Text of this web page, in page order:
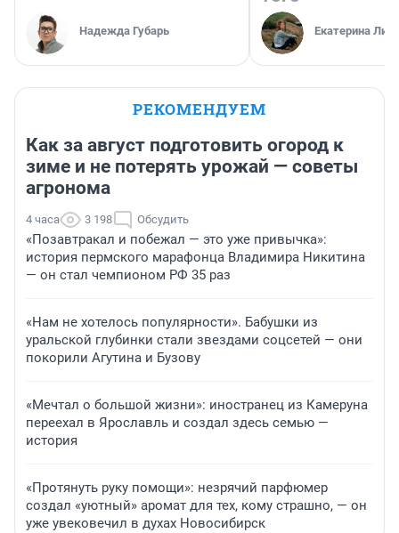
Надежда Губарь Екатерина
РЕКОМЕНДУЕМ
Как за август подготовить огород к
зиме и не потерять урожай — советы
агронома
4 часа 3 198 Обсудить
«Позавтракал и побежал — это уже привычка»:
история пермского марафонца Владимира Никитина
— он стал чемпионом РФ 35 раз
«Нам не хотелось популярности». Бабушки из
уральской глубинки стали звездами соцсетей — они
покорили Агутина и Бузову
«Мечтал о большой жизни»: иностранец из Камеруна
переехал в Ярославль и создал здесь семью —
история
«Протянуть руку помощи»: незрячий парфюмер
создал «уютный» аромат для тех, кому страшно, — он
уже увековечил в духах Новосибирск